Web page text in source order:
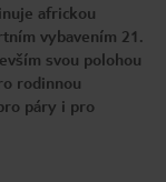
africkou
vybavením 21.
svou polohou
rodinnou
páry i pro